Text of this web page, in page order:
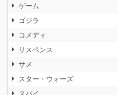
ゲーム
ゴジラ
コメディ
サスペンス
サメ
スター・ウォーズ
スパイ